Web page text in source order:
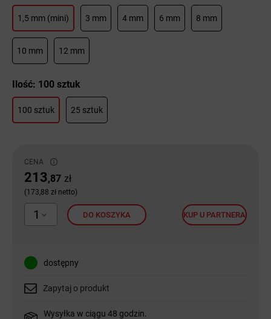
1,5 mm (mini) 3 mm 4 mm 6 mm 8 mm
10 mm 12 mm
Ilość: 100 sztuk
100 sztuk 25 sztuk
CENA
213,87 zł
(173,88 zł netto)
1 DO KOSZYKA KUP U PARTNERA
dostępny
Zapytaj o produkt
Wysyłka w ciągu 48 godzin.